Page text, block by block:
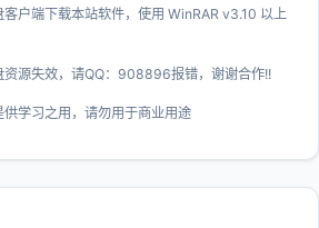
户端下载本站软件，使用 WinRAR v3.10 以上
资源失效，请QQ：908896报错，谢谢合作!!
学习之用，请勿用于商业用途